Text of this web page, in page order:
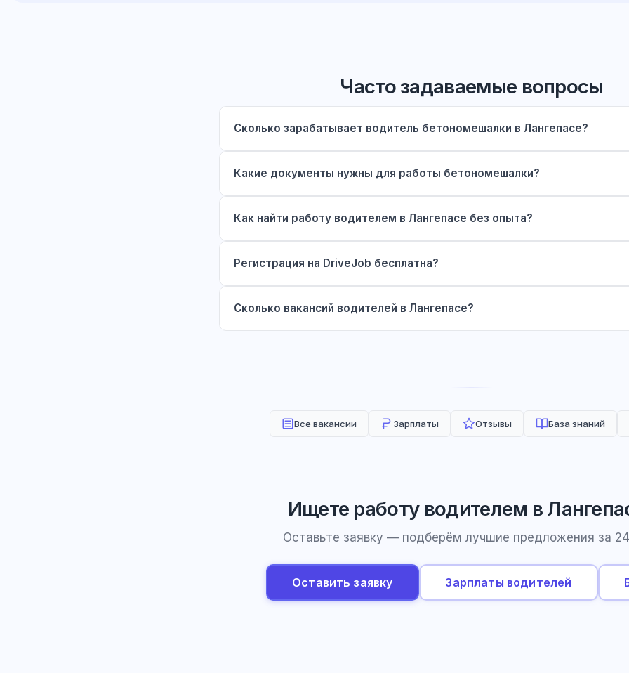
Часто задаваемые вопросы
Сколько зарабатывает водитель бетономешалки в Лангепасе?
Какие документы нужны для работы бетономешалки?
Как найти работу водителем в Лангепасе без опыта?
Регистрация на DriveJob бесплатна?
Сколько вакансий водителей в Лангепасе?
Все вакансии Зарплаты Отзывы База знаний
Ищете работу водителем в
Оставьте заявку — подберём лучшие предложения за
Оставить заявку Зарплаты водителей